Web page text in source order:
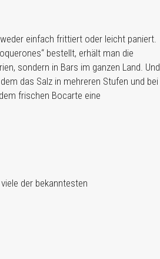
einfach frittiert oder leicht paniert.
bestellt, erhält man die
sondern in Bars im ganzen Land. Und
das Salz in mehreren Stufen und bei
frischen Bocarte eine
der bekanntesten